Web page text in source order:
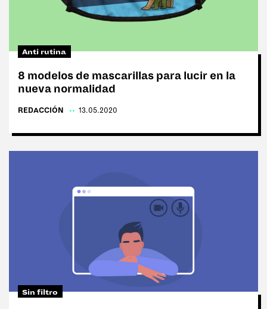
Anti rutina
8 modelos de mascarillas para lucir en la
nueva normalidad
REDACCIÓN 13.05.2020
Sin filtro